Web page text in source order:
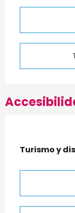
Turismo y
Turismo y